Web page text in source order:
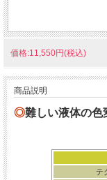
価格:11,550円(税込)
商品説明
◎難しい液体の色
テ